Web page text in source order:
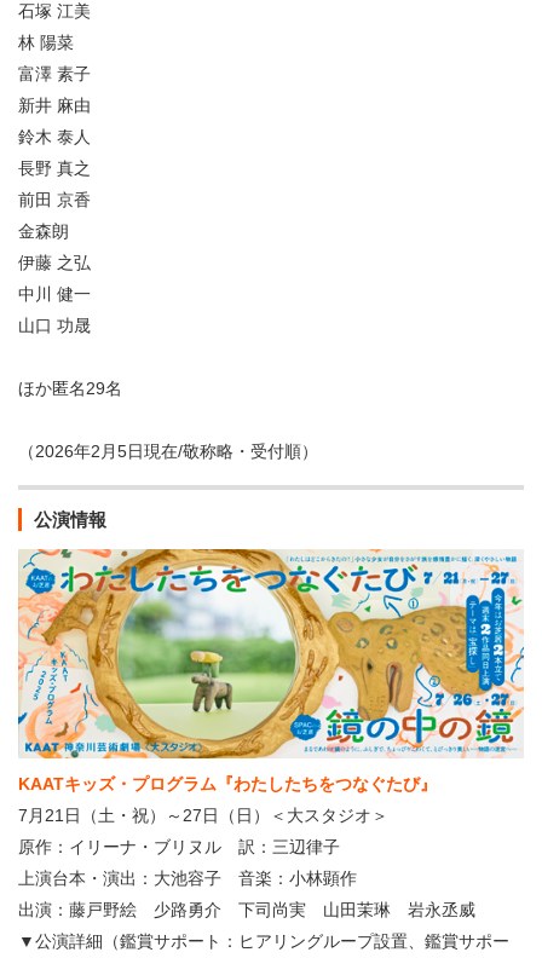
石塚 江美
林 陽菜
富澤 素子
新井 麻由
鈴木 泰人
長野 真之
前田 京香
金森朗
伊藤 之弘
中川 健一
山口 功晟
ほか匿名29名
（2026年2月5日現在/敬称略・受付順）
公演情報
KAATキッズ・プログラム『わたしたちをつなぐたび』
7月21日（土・祝）～27日（日）＜大スタジオ＞
原作：イリーナ・ブリヌル 訳：三辺律子
上演台本・演出：大池容子 音楽：小林顕作
出演：藤戸野絵 少路勇介 下司尚実 山田茉琳 岩永丞威
▼公演詳細（鑑賞サポート：ヒアリングループ設置、鑑賞サポー